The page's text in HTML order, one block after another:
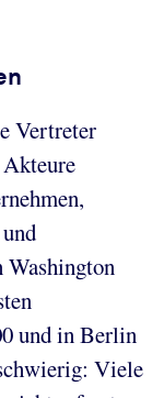
Vertreter
Washington
und in Berlin
Viele